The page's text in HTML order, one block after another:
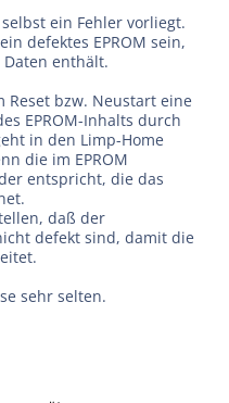
ein Fehler vorliegt.
defektes EPROM sein,
enthält.
Reset bzw. Neustart eine
EPROM-Inhalts durch
in den Limp-Home
die im EPROM
entspricht, die das
daß der
defekt sind, damit die
sehr selten.